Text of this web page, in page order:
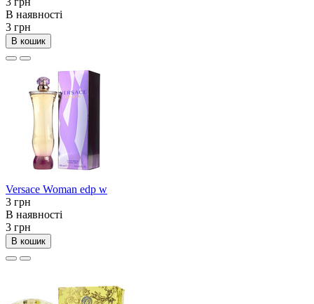
В наявності
3 грн
В кошик
Versace Woman edp w
3 грн
В наявності
3 грн
В кошик